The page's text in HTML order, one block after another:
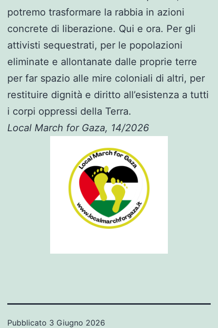
potremo trasformare la rabbia in azioni
concrete di liberazione. Qui e ora. Per gli
attivisti sequestrati, per le popolazioni
eliminate e allontanate dalle proprie terre
per far spazio alle mire coloniali di altri, per
restituire dignità e diritto all’esistenza a tutti
i corpi oppressi della Terra.
Local March for Gaza, 14/2026
Pubblicato 3 Giugno 2026